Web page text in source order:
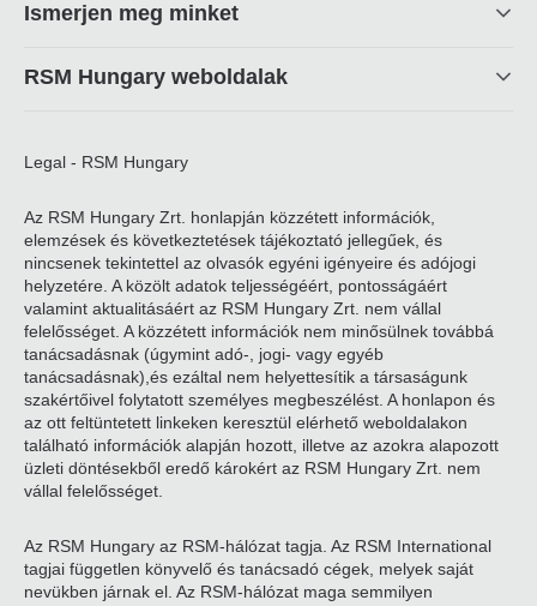
Ismerjen meg minket
RSM Hungary weboldalak
Legal - RSM Hungary
Az RSM Hungary Zrt. honlapján közzétett információk,
elemzések és következtetések tájékoztató jellegűek, és
nincsenek tekintettel az olvasók egyéni igényeire és adójogi
helyzetére. A közölt adatok teljességéért, pontosságáért
valamint aktualitásáért az RSM Hungary Zrt. nem vállal
felelősséget. A közzétett információk nem minősülnek továbbá
tanácsadásnak (úgymint adó-, jogi- vagy egyéb
tanácsadásnak),és ezáltal nem helyettesítik a társaságunk
szakértőivel folytatott személyes megbeszélést. A honlapon és
az ott feltüntetett linkeken keresztül elérhető weboldalakon
található információk alapján hozott, illetve az azokra alapozott
üzleti döntésekből eredő károkért az RSM Hungary Zrt. nem
vállal felelősséget.
Az RSM Hungary az RSM-hálózat tagja. Az RSM International
tagjai független könyvelő és tanácsadó cégek, melyek saját
nevükben járnak el. Az RSM-hálózat maga semmilyen